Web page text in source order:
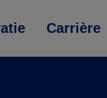
Carrière